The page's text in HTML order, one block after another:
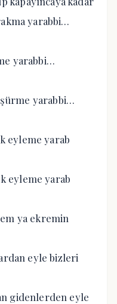
yarabbi…
yarabbi…
yarabbi…
eyleme yarab
eyleme yarab
ya ekremin
eyle bizleri
gidenlerden eyle